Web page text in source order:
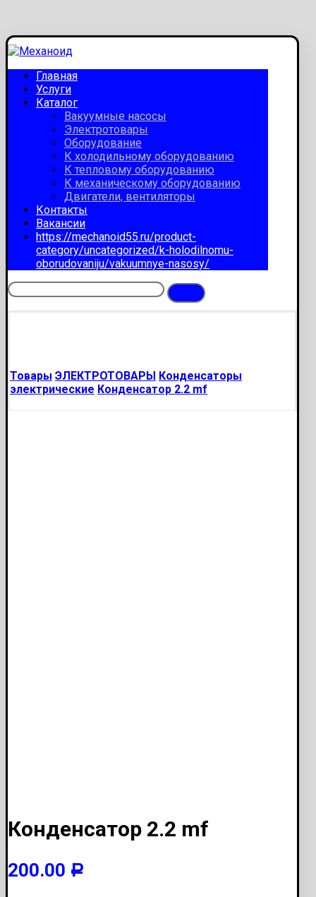
Главная
Услуги
Каталог
Вакуумные насосы
Электротовары
Оборудование
К холодильному оборудованию
К тепловому оборудованию
К механическому оборудованию
Двигатели, вентиляторы
Контакты
Вакансии
https://mechanoid55.ru/product-
category/uncategorized/k-holodilnomu-
oborudovaniju/vakuumnye-nasosy/
Товары ЭЛЕКТРОТОВАРЫ Конденсаторы
электрические Конденсатор 2.2 mf
Конденсатор 2.2 mf
200.00 Р